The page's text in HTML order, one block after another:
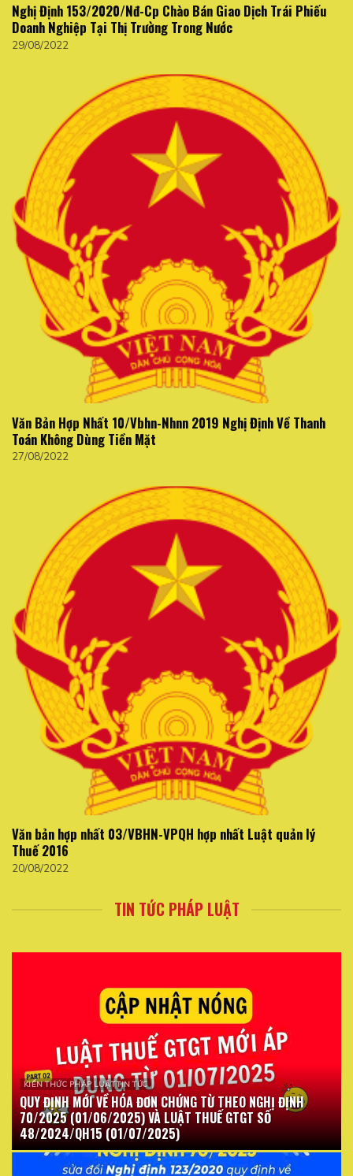
Nghị Định 153/2020/Nđ-Cp Chào Bán Giao Dịch Trái Phiếu
Doanh Nghiệp Tại Thị Trường Trong Nước
29/08/2022
Văn Bản Hợp Nhất 10/Vbhn-Nhnn 2019 Nghị Định Về Thanh
Toán Không Dùng Tiền Mặt
27/08/2022
Văn bản hợp nhất 03/VBHN-VPQH hợp nhất Luật quản lý
Thuế 2016
20/08/2022
TIN TỨC PHÁP LUẬT
KIẾN THỨC PHÁP LUẬT TIN TỨC
QUY ĐỊNH MỚI VỀ HÓA ĐƠN CHỨNG TỪ THEO NGHỊ ĐỊNH
70/2025 (01/06/2025) VÀ LUẬT THUẾ GTGT SỐ
48/2024/QH15 (01/07/2025)